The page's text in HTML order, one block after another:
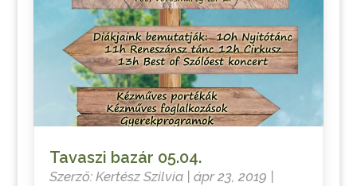
Tavaszi bazár 05.04.
Szerző: Kertész Szilvia| ápr 23, 2019